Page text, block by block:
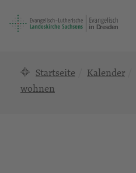
Startseite Kalender
wohnen